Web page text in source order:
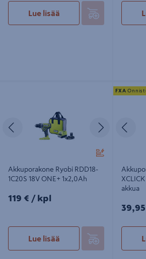
Lue lisää
Edellinen Seuraava
Akkuporakone Ryobi RDD18-
1C20S 18V ONE+ 1x2,0Ah
119€/kpl
119 € / kpl
Lue lisää
akkua
FXA